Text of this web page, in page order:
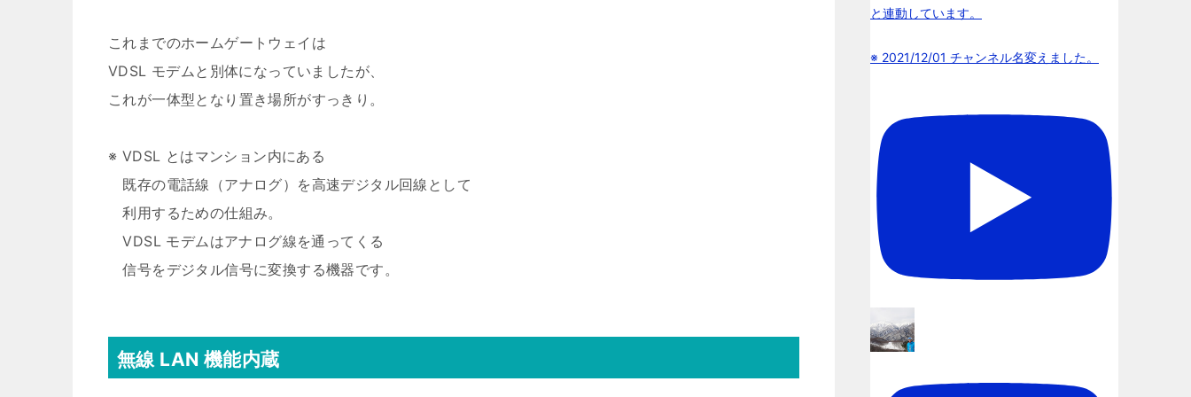
これまでのホームゲートウェイは
VDSL モデムと別体になっていましたが、
これが一体型となり置き場所がすっきり。
※ VDSL とはマンション内にある
既存の電話線（アナログ）を高速デジタル回線として
利用するための仕組み。
VDSL モデムはアナログ線を通ってくる
信号をデジタル信号に変換する機器です。
無線 LAN 機能内蔵
と連動しています。
※ 2021/12/01 チャンネル名変えました。